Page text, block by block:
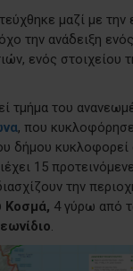
μαζί με την
την ανάδειξη
ενός στοιχείου
τμήμα του
, που
δήμου κυκλοφορεί
15
την
Κοσμά, 4 γύρω από